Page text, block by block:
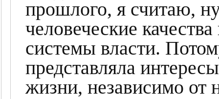
прошлого, я считаю,
человеческие
системы власти.
представляла
жизни, независимо от